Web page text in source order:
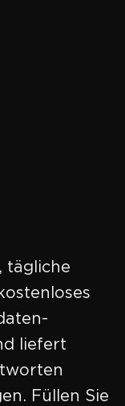
tägliche
liefert
Füllen Sie